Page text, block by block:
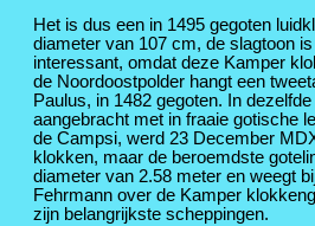
Het is dus een in 1495 gegoten
diameter van 107 cm, de slagtoon
interessant, omdat deze Kamper
de Noordoostpolder hangt een
Paulus, in 1482 gegoten. In
aangebracht met in fraaie gotische
de Campsi, werd 23 December
klokken, maar de beroemdste
diameter van 2.58 meter en weegt
Fehrmann over de Kamper
zijn belangrijkste scheppingen.